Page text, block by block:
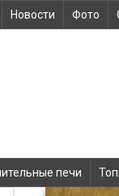
Новости Фото
печи